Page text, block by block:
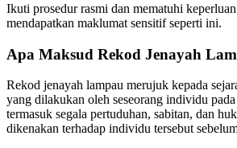
Ikuti prosedur rasmi dan mematuhi
mendapatkan maklumat sensitif seperti ini.
Apa Maksud Rekod Jenayah
Rekod jenayah lampau merujuk kepada
yang dilakukan oleh seseorang individu
termasuk segala pertuduhan, sabitan, dan
dikenakan terhadap individu tersebut